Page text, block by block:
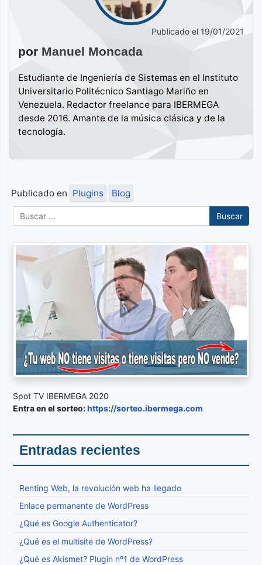
por Manuel Moncada
Publicado el 19/01/2021
Estudiante de Ingeniería de Sistemas en el Instituto
Universitario Politécnico Santiago Mariño en
Venezuela. Redactor freelance para IBERMEGA
desde 2016. Amante de la música clásica y de la
tecnología.
Publicado en Plugins Blog
Buscar
Spot TV IBERMEGA 2020
Entra en el sorteo:https://sorteo.ibermega.com
Entradas recientes
Renting Web, la revolución web ha llegado
Enlace permanente de WordPress
¿Qué es Google Authenticator?
¿Qué es el multisite de WordPress?
¿Qué es Akismet? Plugin nº1 de WordPress